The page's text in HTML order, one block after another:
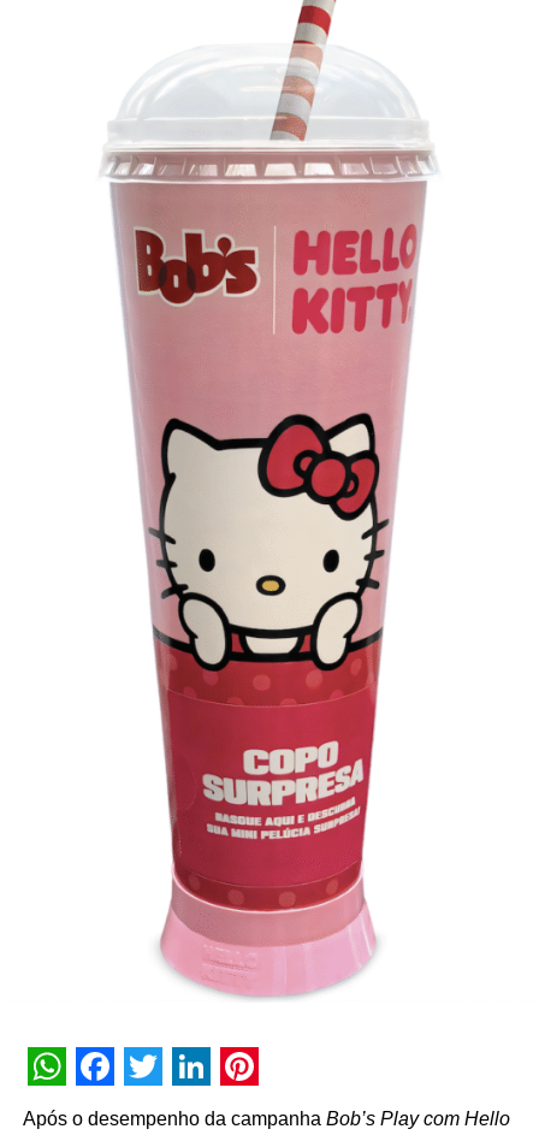
Os convites individuais já estão disponíveis para compra
no canal oficial da Ticketmaster, com lote inicial a partir
de R$ 3.950,00. As demais atualizações e atrações do
evento serão divulgadas nos canais oficiais do camarote
nos próximos meses.
WhatsApp
Facebook
Twitter
LinkedIn
Pinterest
Após o desempenho da campanha Bob’s Play com Hello